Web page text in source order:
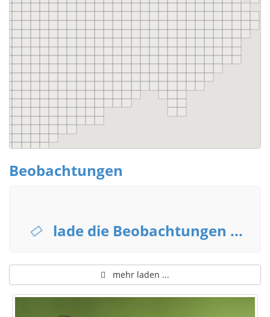
Beobachtungen
lade die Beobachtungen ...
mehr laden ...